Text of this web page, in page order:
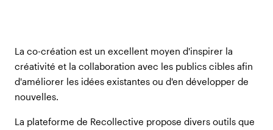
La co-création est un excellent moyen d'inspirer la
créativité et la collaboration avec les publics cibles afin
d'améliorer les idées existantes ou d'en développer de
nouvelles.
La plateforme de Recollective propose divers outils que